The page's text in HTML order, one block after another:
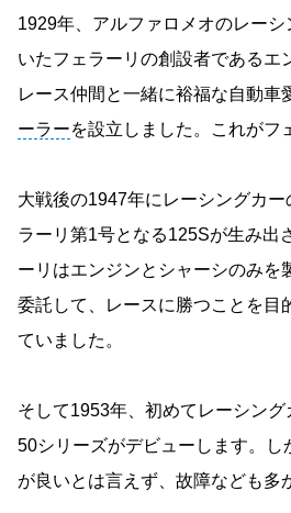
1929年、アルファロメオのレー
いたフェラーリの創設者であるエ
レース仲間と一緒に裕福な自動車
ーラーを設立しました。これがフ
大戦後の1947年にレーシングカ
ラーリ第1号となる125Sが生み出
ーリはエンジンとシャーシのみを
委託して、レースに勝つことを目
ていました。
そして1953年、初めてレーシン
50シリーズがデビューします。し
が良いとは言えず、故障なども多